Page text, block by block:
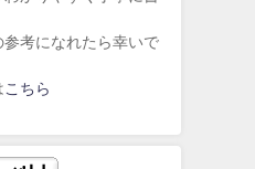
考になれたら幸いで
こちら